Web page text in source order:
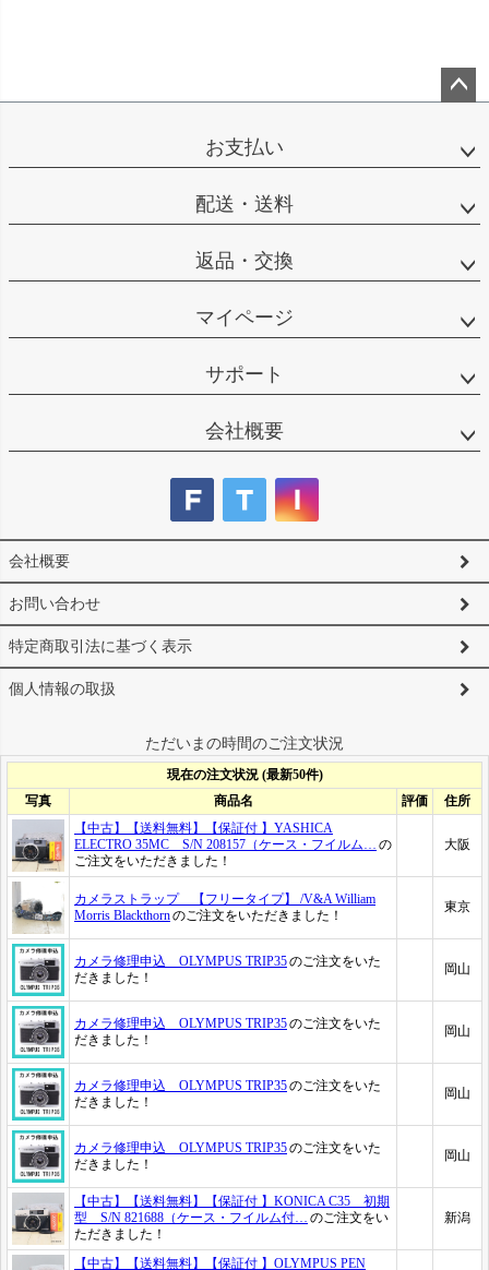
ップ
お支払い
配送・送料
返品・交換
マイページ
サポート
会社概要
会社概要
お問い合わせ
特定商取引法に基づく表示
個人情報の取扱
ただいまの時間のご注文状況